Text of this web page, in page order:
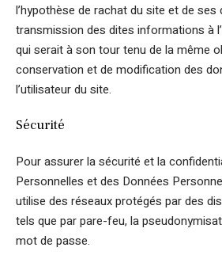
l’hypothèse de rachat du site et de
transmission des dites informations à
qui serait à son tour tenu de la même
conservation et de modification des
l’utilisateur du site.
Sécurité
Pour assurer la sécurité et la
Personnelles et des Données
utilise des réseaux protégés par des
tels que par pare-feu, la
mot de passe.